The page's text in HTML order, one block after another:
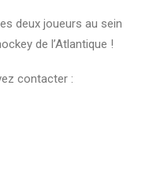
deux joueurs au sein
de l’Atlantique !
contacter :